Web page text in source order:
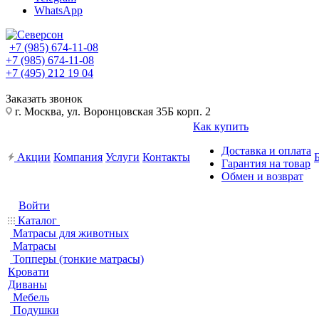
WhatsApp
+7 (985) 674-11-08
+7 (985) 674-11-08
+7 (495) 212 19 04
Заказать звонок
г. Москва, ул. Воронцовская 35Б корп. 2
Акции Компания Услуги Контакты
Как купить
Доставка и оплата
Гарантия на товар
Обмен и возврат
Войти
Каталог
Матрасы для животных
Матрасы
Топперы (тонкие матрасы)
Кровати
Диваны
Мебель
Подушки